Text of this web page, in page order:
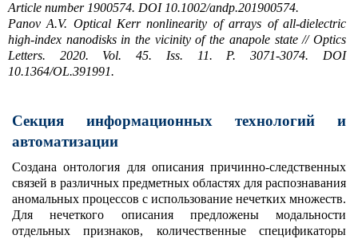
Article number 1900574. DOI 10.1002/andp.201900574.
Panov A.V. Optical Kerr nonlinearity of arrays of all-dielectric
high-index nanodisks in the vicinity of the anapole state // Optics
Letters. 2020. Vol. 45. Iss. 11. P. 3071-3074. DOI
10.1364/OL.391991.
Секция информационных технологий и
автоматизации
Создана онтология для описания причинно-следственных
связей в различных предметных областях для распознавания
аномальных процессов с использование нечетких множеств.
Для нечеткого описания предложены модальности
отдельных признаков, количественные спецификаторы